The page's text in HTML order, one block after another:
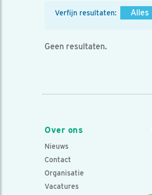
Verfijn resultaten: Alles
Geen resultaten.
Over ons
Nieuws
Contact
Organisatie
Vacatures